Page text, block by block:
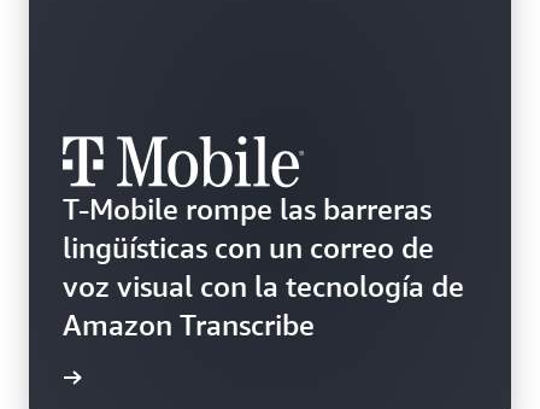
T-Mobile rompe las barreras
lingüísticas con un correo de
voz visual con la tecnología de
Amazon Transcribe